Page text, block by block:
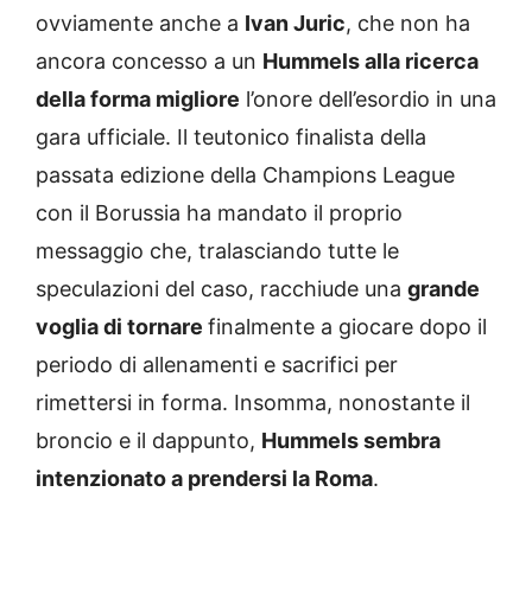
ovviamente anche a Ivan Juric, che non ha
ancora concesso a un Hummels alla ricerca
della forma migliore l’onore dell’esordio in una
gara ufficiale. Il teutonico finalista della
passata edizione della Champions League
con il Borussia ha mandato il proprio
messaggio che, tralasciando tutte le
speculazioni del caso, racchiude una grande
voglia di tornare finalmente a giocare dopo il
periodo di allenamenti e sacrifici per
rimettersi in forma. Insomma, nonostante il
broncio e il dappunto, Hummels sembra
intenzionato a prendersi la Roma.